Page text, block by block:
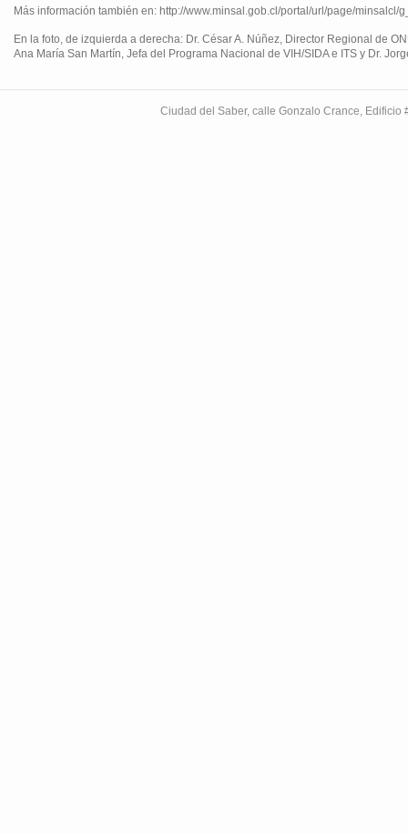
Más información también en: http://www.minsal.gob.cl/portal/url/page/
En la foto, de izquierda a derecha: Dr. César A. Núñez, Director Regional de
Ana María San Martín, Jefa del Programa Nacional de VIH/SIDA e ITS y Dr.
Ciudad del Saber, calle Gonzalo Crance,